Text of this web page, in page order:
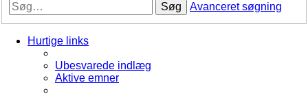
Søg Avanceret søgning
Hurtige links
Ubesvarede indlæg
Aktive emner